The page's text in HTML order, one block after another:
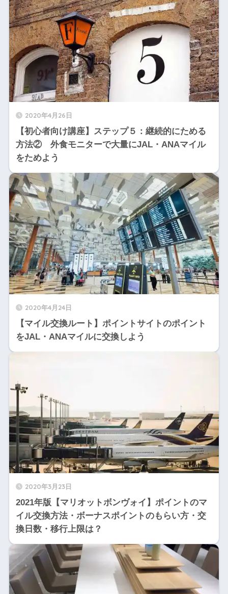
2020年4月26日
【初心者向け講座】ステップ５：継続的にためる
方法② 外食モニターで大量にJAL・ANAマイル
をためよう
2020年4月24日
【マイル交換ルート】ポイントサイトのポイント
をJAL・ANAマイルに交換しよう
2020年3月23日
2021年版【マリオットボンヴォイ】ポイントのマ
イル交換方法・ボーナスポイントのもらい方・交
換日数・移行上限は？